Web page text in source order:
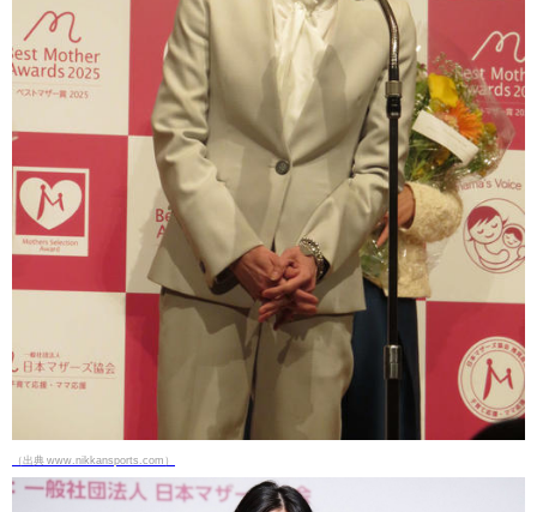
（出典 www.nikkansports.com）